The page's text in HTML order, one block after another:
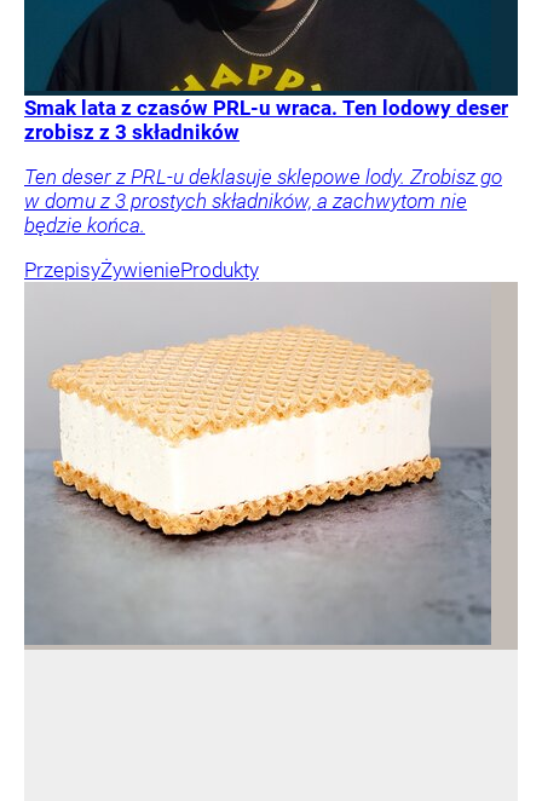
Smak lata z czasów PRL-u wraca. Ten lodowy deser
zrobisz z 3 składników
Ten deser z PRL-u deklasuje sklepowe lody. Zrobisz go
w domu z 3 prostych składników, a zachwytom nie
będzie końca.
PrzepisyŻywienieProdukty